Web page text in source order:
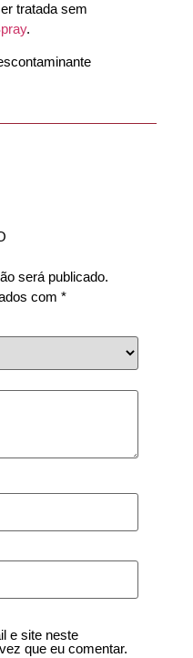
tratada sem
.
será publicado.
com *
e site neste
que eu comentar.